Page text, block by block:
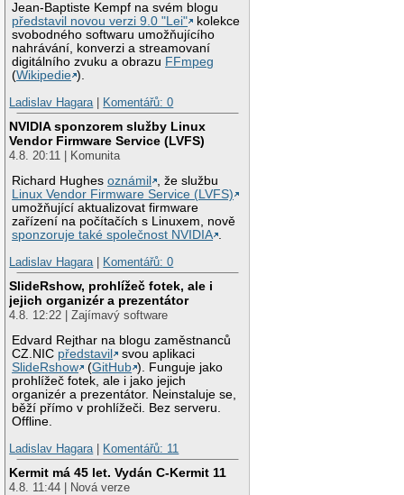
Jean-Baptiste Kempf na svém blogu
představil novou verzi 9.0 "Lei"
kolekce
svobodného softwaru umožňujícího
nahrávání, konverzi a streamovaní
digitálního zvuku a obrazu FFmpeg
(Wikipedie ).
Ladislav Hagara| Komentářů: 0
NVIDIA sponzorem služby Linux
Vendor Firmware Service (LVFS)
4.8. 20:11 | Komunita
Richard Hughesoznámil
, že službu
Linux Vendor Firmware Service (LVFS)
umožňující aktualizovat firmware
zařízení na počítačích s Linuxem, nově
sponzoruje také společnost NVIDIA .
Ladislav Hagara| Komentářů: 0
SlideRshow, prohlížeč fotek, ale i
jejich organizér a prezentátor
4.8. 12:22 | Zajímavý software
Edvard Rejthar na blogu zaměstnanců
CZ.NIC představil
svou aplikaci
SlideRshow
(GitHub ). Funguje jako
prohlížeč fotek, ale i jako jejich
organizér a prezentátor. Neinstaluje se,
běží přímo v prohlížeči. Bez serveru.
Offline.
Ladislav Hagara| Komentářů: 11
Kermit má 45 let. Vydán C-Kermit 11
4.8. 11:44 | Nová verze